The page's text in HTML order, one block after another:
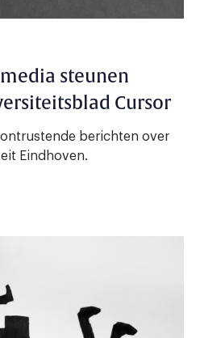
steunen
Cursor
berichten over
Eindhoven.